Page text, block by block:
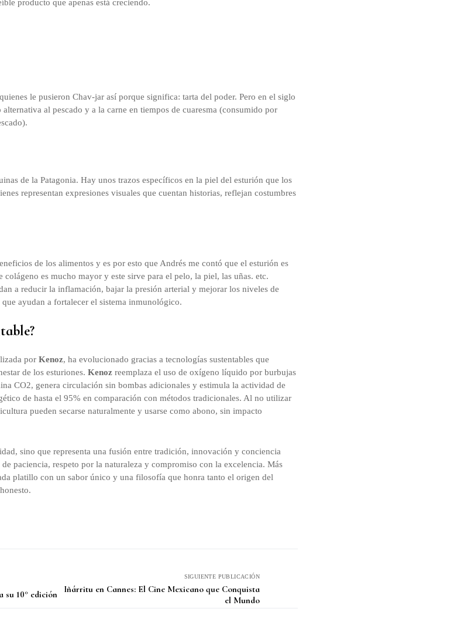
producto que apenas está creciendo.
le pusieron Chav-jar así porque significa: tarta del poder. Pero en el siglo
al pescado y a la carne en tiempos de cuaresma (consumido por
de la Patagonia. Hay unos trazos específicos en la piel del esturión que los
representan expresiones visuales que cuentan historias, reflejan costumbres
de los alimentos y es por esto que Andrés me contó que el esturión es
es mucho mayor y este sirve para el pelo, la piel, las uñas. etc.
a reducir la inflamación, bajar la presión arterial y mejorar los niveles de
ayudan a fortalecer el sistema inmunológico.
por Kenoz, ha evolucionado gracias a tecnologías sustentables que
de los esturiones. Kenoz reemplaza el uso de oxígeno líquido por burbujas
CO2, genera circulación sin bombas adicionales y estimula la actividad de
de hasta el 95% en comparación con métodos tradicionales. Al no utilizar
pueden secarse naturalmente y usarse como abono, sin impacto
sino que representa una fusión entre tradición, innovación y conciencia
paciencia, respeto por la naturaleza y compromiso con la excelencia. Más
platillo con un sabor único y una filosofía que honra tanto el origen del
su 10° edición
SIGUIENTE PUBLICACIÓN
Iñárritu en Cannes: El Cine Mexicano que Conquista
el Mundo